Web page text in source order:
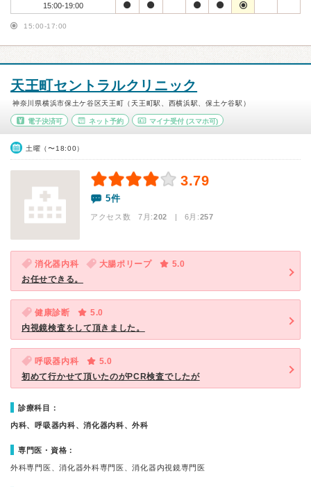
15:00-19:00
15:00-17:00
天王町セントラルクリニック
神奈川県横浜市保土ケ谷区天王町（天王町駅、西横浜駅、保土ケ谷駅）
電子決済可 ネット予約 マイナ受付 (スマホ可)
土曜（〜18:00）
3.79
5件
アクセス数 7月:202 | 6月:257
消化器内科 大腸ポリープ
5.0
お任せできる。
健康診断
5.0
内視鏡検査をして頂きました。
呼吸器内科
5.0
初めて行かせて頂いたのがPCR検査でしたが
診療科目：
内科、呼吸器内科、消化器内科、外科
専門医・資格：
外科専門医、消化器外科専門医、消化器内視鏡専門医